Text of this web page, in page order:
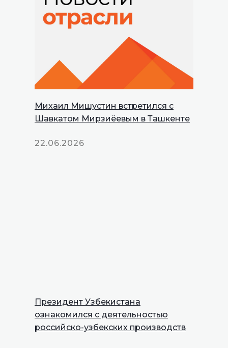
Михаил Мишустин встретился с
Шавкатом Мирзиёевым в Ташкенте
22.06.2026
Президент Узбекистана
ознакомился с деятельностью
российско-узбекских производств
INNOPROM
Talks